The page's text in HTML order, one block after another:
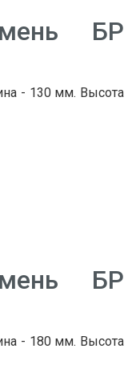
БР
- 130 мм. Высота
БР
- 180 мм. Высота